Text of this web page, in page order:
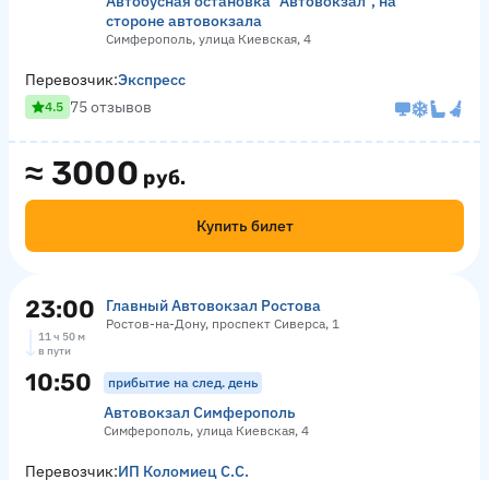
стороне автовокзала
Симферополь, улица Киевская, 4
≈ 3000 руб.
Купить билет
Перевозчик:Экспресс
4.5 75 отзывов
23:00 Главный Автовокзал Ростова
Ростов-на-Дону, проспект Сиверса, 1
11 ч 50 м
в пути
10:50 прибытие на след. день
Автовокзал Симферополь
Симферополь, улица Киевская, 4
Перевозчик:ИП Коломиец С.С.